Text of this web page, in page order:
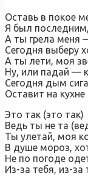
Оставь в покое
Я был
А ты грела меня
Сегодня выберу
А ты лети, моя
Ну, или падай —
Сегодня дым
Оставит на
Это так (это так)
Ведь ты не та
Ты улетай, моя
В душе мороз,
Не по погоде
Из-за тебя, из-за